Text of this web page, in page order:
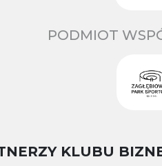
PODMIOT
KLUBU